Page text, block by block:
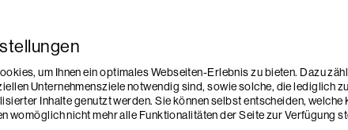
um Ihnen ein optimales Webseiten-Erlebnis zu bieten. Dazu
Unternehmensziele notwendig sind, sowie solche, die lediglich
Inhalte genutzt werden. Sie können selbst entscheiden,
womöglich nicht mehr alle Funktionalitäten der Seite zur Verfügung